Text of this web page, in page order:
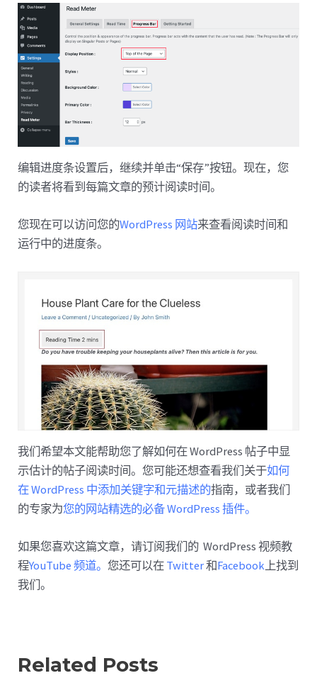
编辑进度条设置后，继续并单击“保存”按钮。现在，您
的读者将看到每篇文章的预计阅读时间。
您现在可以访问您的WordPress 网站来查看阅读时间和
运行中的进度条。
我们希望本文能帮助您了解如何在 WordPress 帖子中显
示估计的帖子阅读时间。您可能还想查看我们关于如何
在 WordPress 中添加关键字和元描述的指南，或者我们
的专家为您的网站精选的必备 WordPress 插件。
如果您喜欢这篇文章，请订阅我们的 WordPress 视频教
程YouTube 频道。您还可以在 Twitter和Facebook上找到
我们。
Related Posts